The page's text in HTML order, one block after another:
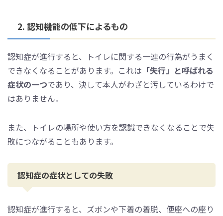
2. 認知機能の低下によるもの
認知症が進行すると、トイレに関する一連の行為がうまく
できなくなることがあります。これは 「失行」と呼ばれる
症状の一つであり、決して本人がわざと汚しているわけで
はありません。
また、トイレの場所や使い方を認識できなくなることで失
敗につながることもあります。
認知症の症状としての失敗
認知症が進行すると、ズボンや下着の着脱、便座への座り